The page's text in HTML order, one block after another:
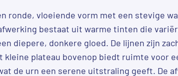
ronde, vloeiende vorm met een stevige
bestaat uit warme tinten die
diepere, donkere gloed. De lijnen zijn
kleine plateau bovenop biedt ruimte voor
de urn een serene uitstraling geeft. De